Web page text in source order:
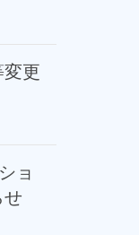
変更
ョ
せ